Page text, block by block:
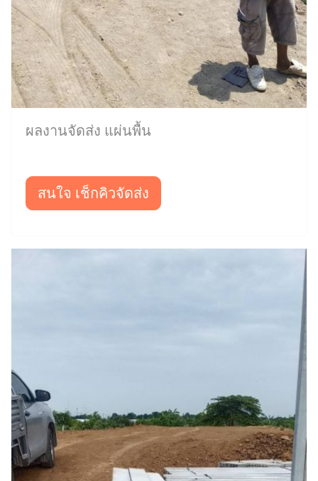
ผลงานจัดส่ง แผ่นพื้น
สนใจ เช็กคิวจัดส่ง